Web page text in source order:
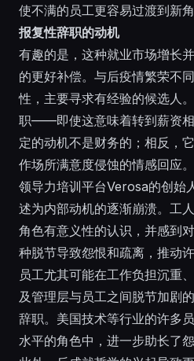
使不满的员工更容易过渡到新角
报复性辞职的动机
有趣的是，这种就业市场增长
的更好补偿。与后疫情繁荣不
性，主要寻求有经验的候选人
职——即使这意味着转到薪资
定的动机不是财务的；相反，
作场所满意度侵蚀的情感回应。
领导力培训平台Verosa的创始
述为内部动机的逐渐崩溃。工
角色有意义性的认识，并感到
种脱节导致怨恨和疏离，推动
员工尤其可能在工作负担沉重
及管理层与员工之间脱节加剧
辞职。美国技术等行业的许多
水平的角色中，进一步助长了怨